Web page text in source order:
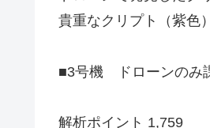
貴重なクリプト（紫色
■3号機 ドローンのみ
解析ポイント 1,759